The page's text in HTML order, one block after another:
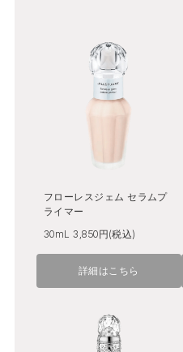
フローレスジェム セラムプ
ライマー
30mL 3,850円(税込)
詳細はこちら